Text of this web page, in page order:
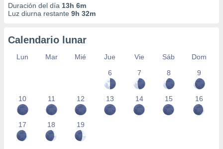
Duración del día 13h 6m
Luz diurna restante 9h 32m
Calendario lunar
Lun Mar Mié Jue Vie Sáb
Dom
6
7 8 9
10 11 12 13 14 15 16
17 18 19